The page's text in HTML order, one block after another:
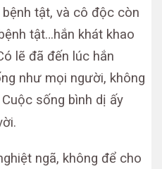
bệnh tật, và cô độc còn
tật…hắn khát khao
lẽ đã đến lúc hắn
như mọi người, không
sống bình dị ấy
ngã, không để cho